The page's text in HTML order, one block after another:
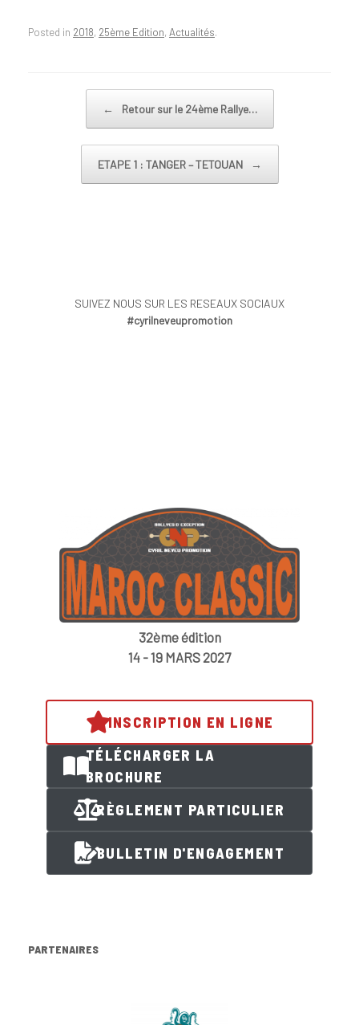
Posted in 2018, 25ème Edition, Actualités.
← Retour sur le 24ème Rallye…
ETAPE 1 : TANGER – TETOUAN →
SUIVEZ NOUS SUR LES RESEAUX SOCIAUX
#cyrilneveupromotion
32ème édition
14 - 19 MARS 2027
INSCRIPTION EN LIGNE
TÉLÉCHARGER LA
BROCHURE
RÈGLEMENT PARTICULIER
BULLETIN D'ENGAGEMENT
PARTENAIRES